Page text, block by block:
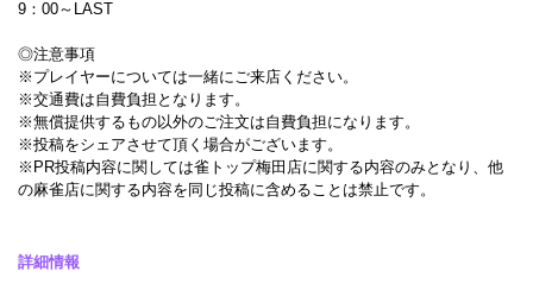
9：00～LAST
◎注意事項
※プレイヤーについては一緒にご来店ください。
※交通費は自費負担となります。
※無償提供するもの以外のご注文は自費負担になります。
※投稿をシェアさせて頂く場合がございます。
※PR投稿内容に関しては雀トップ梅田店に関する内容のみとなり、他
の麻雀店に関する内容を同じ投稿に含めることは禁止です。
詳細情報